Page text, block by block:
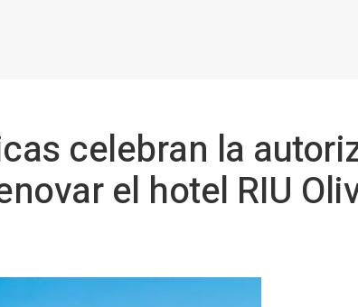
celebran la
el hotel RIU